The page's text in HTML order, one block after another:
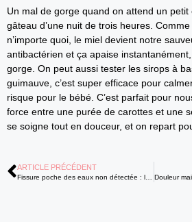
Un mal de gorge quand on attend un petit
gâteau d’une nuit de trois heures.
n’importe quoi, le miel devient notre
antibactérien et ça apaise
gorge. On peut aussi tester les sirops à
guimauve, c’est super efficace pour
risque pour le bébé. C’est parfait pour
force entre une purée de carottes et une
se soigne tout en douceur, et on repart
ARTICLE PRÉCÉDENT